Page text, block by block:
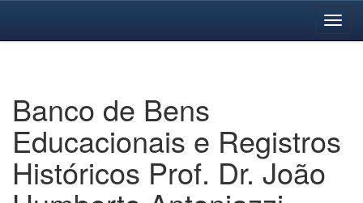
Banco de Bens
Educacionais e Registros
Históricos Prof. Dr. João